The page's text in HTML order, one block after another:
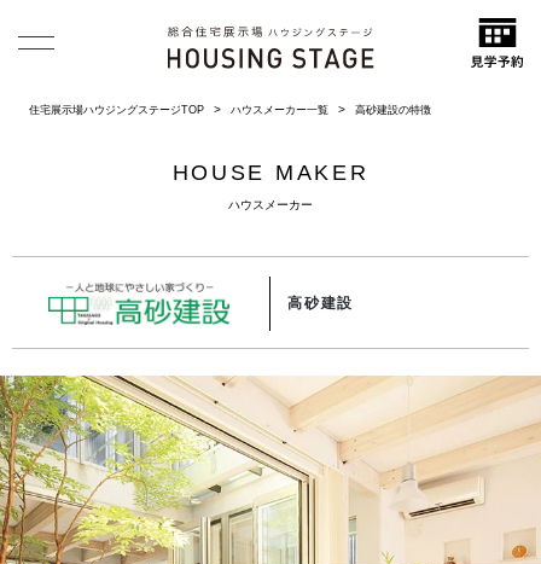
住宅展示場ハウジングステージTOP ハウスメーカー一覧 高砂建設の特徴
HOUSE MAKER
ハウスメーカー
高砂建設